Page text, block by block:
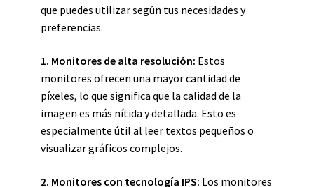
que puedes utilizar según tus necesidades y
preferencias.
1. Monitores de alta resolución: Estos
monitores ofrecen una mayor cantidad de
píxeles, lo que significa que la calidad de la
imagen es más nítida y detallada. Esto es
especialmente útil al leer textos pequeños o
visualizar gráficos complejos.
2. Monitores con tecnología IPS: Los monitores